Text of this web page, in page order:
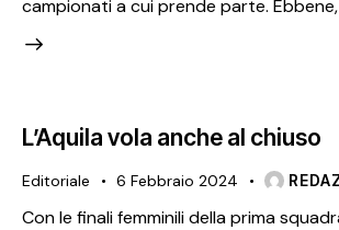
campionati a cui prende parte.
L’Aquila vola anche al chiuso
Editoriale 6 Febbraio 2024
Con le finali femminili della prima